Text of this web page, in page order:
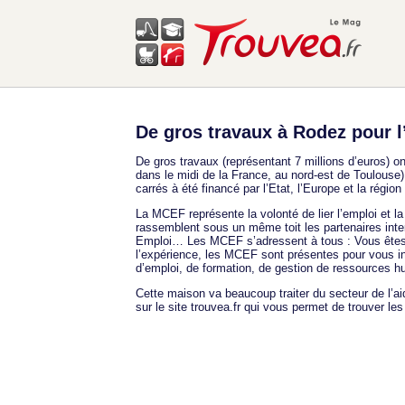
De gros travaux à Rodez pour
De gros travaux (représentant 7 millions d’euros)
dans le midi de la France, au nord-est de
carrés à été financé par l’Etat, l’Europe et la
La MCEF représente la volonté de lier l’emploi et
rassemblent sous un même toit les partenaires
Emploi… Les MCEF s’adressent à tous : Vous
l’expérience, les MCEF sont présentes pour vous
d’emploi, de formation, de gestion de ressources
Cette maison va beaucoup traiter du secteur de
sur le site trouvea.fr qui vous permet de trouver